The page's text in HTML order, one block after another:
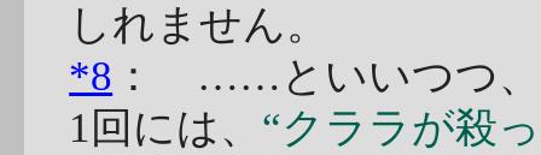
しれません。
*8 ： ……といいつつ、
1回には、 “クララが殺